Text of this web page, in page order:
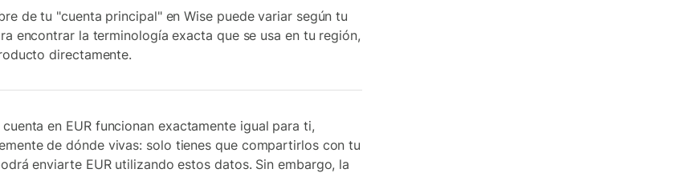
de tu "cuenta principal" en Wise puede variar según tu
encontrar la terminología exacta que se usa en tu región,
directamente.
en EUR funcionan exactamente igual para ti,
de dónde vivas: solo tienes que compartirlos con tu
enviarte EUR utilizando estos datos. Sin embargo, la